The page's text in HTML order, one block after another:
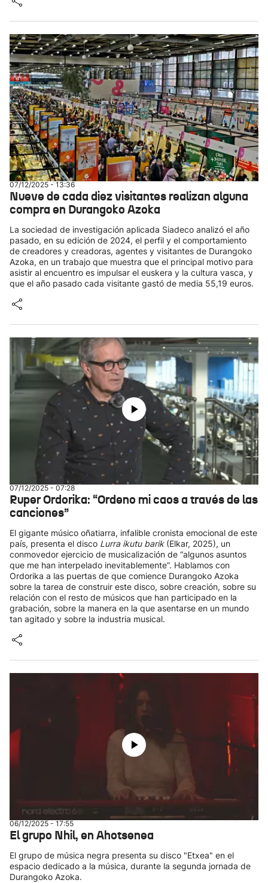
07/12/2025 - 13:36
Nueve de cada diez visitantes realizan alguna
compra en Durangoko Azoka
La sociedad de investigación aplicada Siadeco analizó el año
pasado, en su edición de 2024, el perfil y el comportamiento
de creadores y creadoras, agentes y visitantes de Durangoko
Azoka, en un trabajo que muestra que el principal motivo para
asistir al encuentro es impulsar el euskera y la cultura vasca, y
que el año pasado cada visitante gastó de media 55,19 euros.
07/12/2025 - 07:28
Ruper Ordorika: “Ordeno mi caos a través de las
canciones”
El gigante músico oñatiarra, infalible cronista emocional de este
país, presenta el disco Lurra ikutu barik (Elkar, 2025), un
conmovedor ejercicio de musicalización de “algunos asuntos
que me han interpelado inevitablemente”. Hablamos con
Ordorika a las puertas de que comience Durangoko Azoka
sobre la tarea de construir este disco, sobre creación, sobre su
relación con el resto de músicos que han participado en la
grabación, sobre la manera en la que asentarse en un mundo
tan agitado y sobre la industria musical.
06/12/2025 - 17:55
El grupo Nhil, en Ahotsenea
El grupo de música negra presenta su disco "Etxea" en el
espacio dedicado a la música, durante la segunda jornada de
Durangoko Azoka.